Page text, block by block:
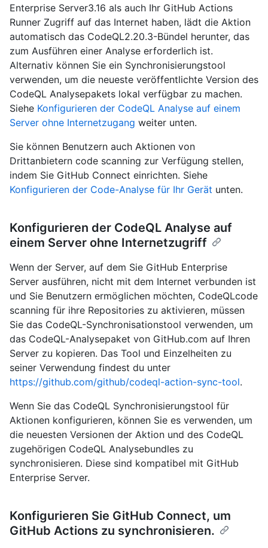
Enterprise Server3.16 als auch Ihr GitHub Actions
Runner Zugriff auf das Internet haben, lädt die Aktion
automatisch das CodeQL2.20.3-Bündel herunter, das
zum Ausführen einer Analyse erforderlich ist.
Alternativ können Sie ein Synchronisierungstool
verwenden, um die neueste veröffentlichte Version des
CodeQL Analysepakets lokal verfügbar zu machen.
Siehe Konfigurieren der CodeQL Analyse auf einem
Server ohne Internetzugang weiter unten.
Sie können Benutzern auch Aktionen von
Drittanbietern code scanning zur Verfügung stellen,
indem Sie GitHub Connect einrichten. Siehe
Konfigurieren der Code-Analyse für Ihr Gerät unten.
Konfigurieren der CodeQL Analyse auf
einem Server ohne Internetzugriff
Wenn der Server, auf dem Sie GitHub Enterprise
Server ausführen, nicht mit dem Internet verbunden ist
und Sie Benutzern ermöglichen möchten, CodeQLcode
scanning für ihre Repositories zu aktivieren, müssen
Sie das CodeQL-Synchronisationstool verwenden, um
das CodeQL-Analysepaket von GitHub.com auf Ihren
Server zu kopieren. Das Tool und Einzelheiten zu
seiner Verwendung findest du unter
https://github.com/github/codeql-action-sync-tool.
Wenn Sie das CodeQL Synchronisierungstool für
Aktionen konfigurieren, können Sie es verwenden, um
die neuesten Versionen der Aktion und des CodeQL
zugehörigen CodeQL Analysebundles zu
synchronisieren. Diese sind kompatibel mit GitHub
Enterprise Server.
Konfigurieren Sie GitHub Connect, um
GitHub Actions zu synchronisieren.